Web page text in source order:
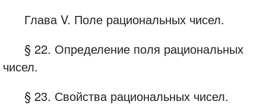
Глава V. Поле рациональных чисел.
§ 22. Определение поля рациональных
чисел.
§ 23. Свойства рациональных чисел.